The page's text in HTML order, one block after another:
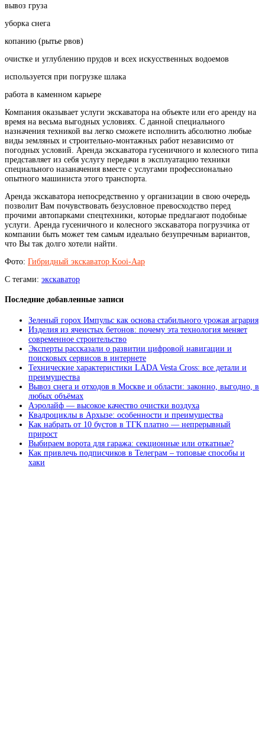
вывоз груза
уборка снега
копанию (рытье рвов)
очистке и углублению прудов и всех искусственных водоемов
используется при погрузке шлака
работа в каменном карьере
Компания оказывает услуги экскаватора на объекте или его аренду на
время на весьма выгодных условиях. С данной специального
назначения техникой вы легко сможете исполнить абсолютно любые
виды земляных и строительно-монтажных работ независимо от
погодных условий. Аренда экскаватора гусеничного и колесного типа
представляет из себя услугу передачи в эксплуатацию техники
специального назаначения вместе с услугами профессионально
опытного машиниста этого транспорта.
Аренда экскаватора непосредственно у организации в свою очередь
позволит Вам почувствовать безусловное превосходство перед
прочими автопарками спецтехники, которые предлагают подобные
услуги. Аренда гусеничного и колесного экскаватора погрузчика от
компании быть может тем самым идеально безупречным вариантов,
что Вы так долго хотели найти.
Фото: Гибридный экскаватор Kooi-Aap
С тегами: экскаватор
Последние добавленные записи
Зеленый горох Импульс как основа стабильного урожая агрария
Изделия из ячеистых бетонов: почему эта технология меняет
современное строительство
Эксперты рассказали о развитии цифровой навигации и
поисковых сервисов в интернете
Технические характеристики LADA Vesta Cross: все детали и
преимущества
Вывоз снега и отходов в Москве и области: законно, выгодно, в
любых объёмах
Аэролайф — высокое качество очистки воздуха
Квадроциклы в Архызе: особенности и преимущества
Как набрать от 10 бустов в ТГК платно — непрерывный
прирост
Выбираем ворота для гаража: секционные или откатные?
Как привлечь подписчиков в Телеграм – топовые способы и
хаки